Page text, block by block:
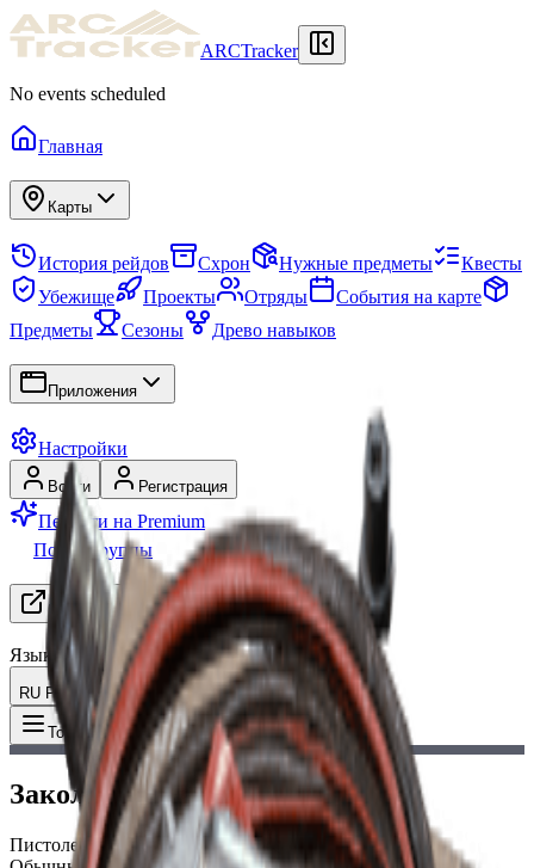
ARCTracker
No events scheduled
Главная
Карты
История рейдов Схрон Нужные предметы
Квесты
Убежище
Проекты Отряды
События на карте
Предметы
Сезоны Древо навыков
Приложения
Настройки
Войти Регистрация
Перейти на Premium
Поиск группы
Ресурсы
Язык
RU Русский
Toggle Menu Предмет: Заколка II
Заколка II
Пистолет